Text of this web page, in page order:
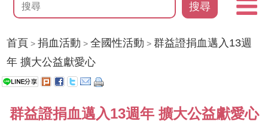
搜尋
首頁 >捐血活動 >全國性活動 >群益證捐血邁入13週
年 擴大公益獻愛心
群益證捐血邁入13週年 擴大公益獻愛心